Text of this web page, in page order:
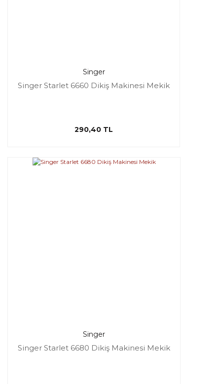
Singer
Singer Starlet 6660 Dikiş Makinesi Mekik
290,40 TL
Singer
Singer Starlet 6680 Dikiş Makinesi Mekik